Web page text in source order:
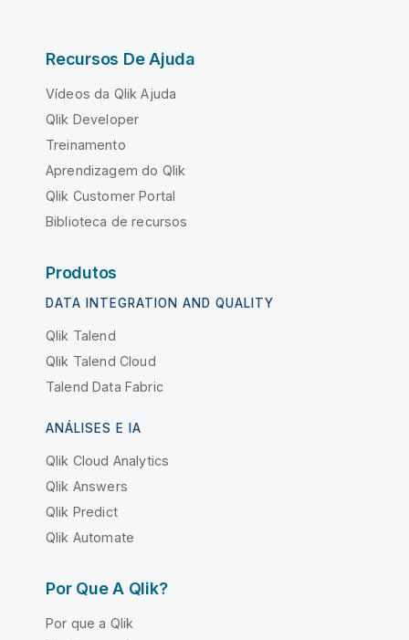
Recursos De Ajuda
Vídeos da Qlik Ajuda
Qlik Developer
Treinamento
Aprendizagem do Qlik
Qlik Customer Portal
Biblioteca de recursos
Produtos
DATA INTEGRATION AND QUALITY
Qlik Talend
Qlik Talend Cloud
Talend Data Fabric
ANÁLISES E IA
Qlik Cloud Analytics
Qlik Answers
Qlik Predict
Qlik Automate
Por Que A Qlik?
Por que a Qlik